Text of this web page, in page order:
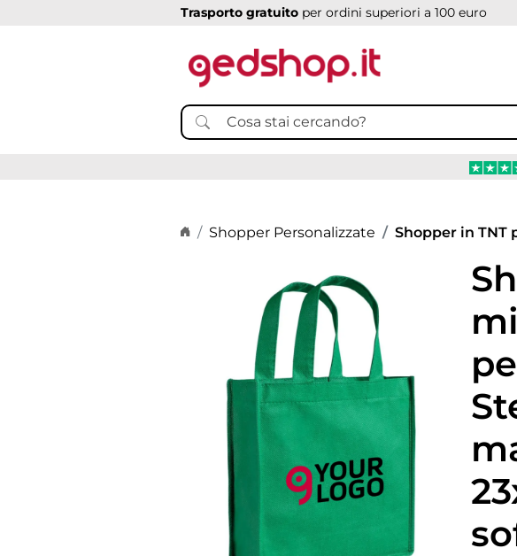
Trasporto gratuito per ordini superiori a 100 euro
Home page
Shopper Personalizzate Shopper in TNT